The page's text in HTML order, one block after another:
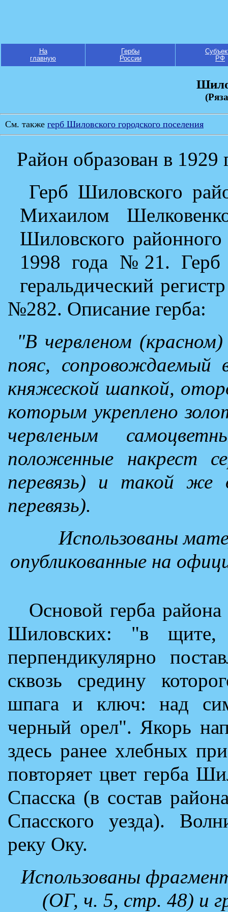
На
главную
Гербы
России
РФ
Cм. также герб Шиловского городского поселения
Район образован в 1929
Герб Шиловского
Михаилом
Шиловского районного
1998 года №21. Герб
геральдический
№282. Описание герба:
"В червленом
пояс, сопровождаемый
княжеской шапкой,
которым укреплено
червленым
положенные накрест
перевязь) и такой же
перевязь).
Использованы
опубликованные на
Основой герба
Шиловских: "в щите,
перпендикулярно
сквозь средину
шпага и ключ: над
черный орел". Якорь
здесь ранее хлебных
повторяет цвет герба
Спасска (в состав
Спасского уезда).
реку Оку.
Использованы
(ОГ, ч. 5, стр. 48) и